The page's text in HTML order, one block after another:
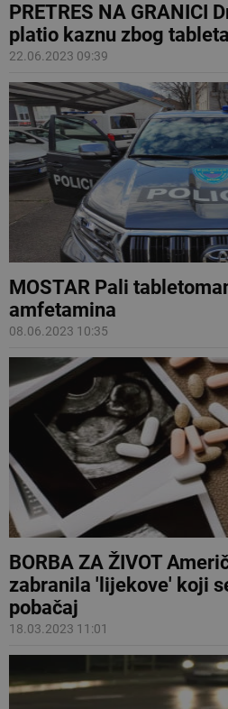
PRETRES NA GRANICI
platio kaznu zbog tableta
22.06.2023 09:39
MOSTAR Pali
amfetamina
08.06.2023 10:35
BORBA ZA ŽIVOT
zabranila 'lijekove' koji
pobačaj
18.03.2023 11:01